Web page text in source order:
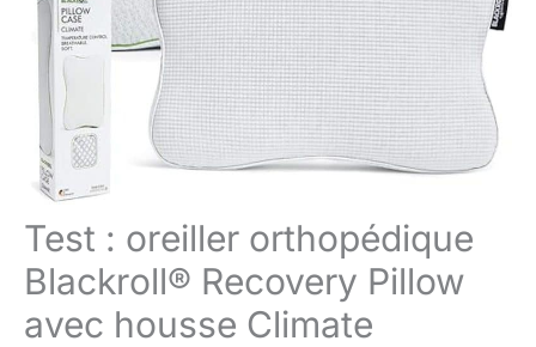
Test : oreiller orthopédique
Blackroll® Recovery Pillow
avec housse Climate